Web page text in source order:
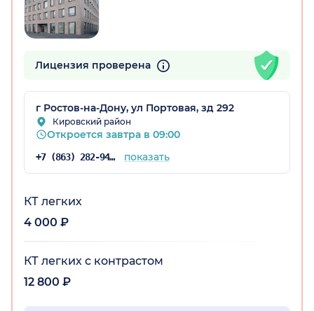
Лицензия проверена
г Ростов-на-Дону, ул Портовая, зд 292
Кировский район
Откроется завтра в 09:00
+7 (863) 282-94-46 показать
КТ легких
4 000 ₽
КТ легких с контрастом
12 800 ₽